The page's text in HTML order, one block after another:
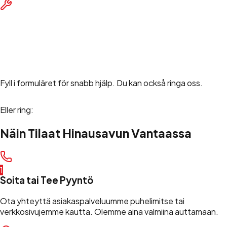
Fyll i formuläret för snabb hjälp. Du kan också ringa oss.
Eller ring:
Näin Tilaat Hinausavun Vantaassa
1
Soita tai Tee Pyyntö
Ota yhteyttä asiakaspalveluumme puhelimitse tai
verkkosivujemme kautta. Olemme aina valmiina auttamaan.